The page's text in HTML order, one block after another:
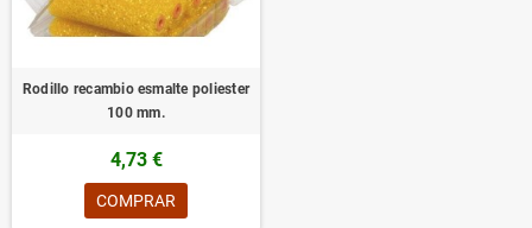
Rodillo recambio esmalte poliester
100 mm.
4,73 €
COMPRAR